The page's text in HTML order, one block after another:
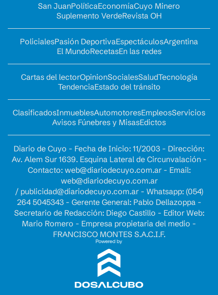
San JuanPolíticaEconomíaCuyo Minero
Suplemento VerdeRevista OH
PolicialesPasión DeportivaEspectáculosArgentina
El MundoRecetasEn las redes
Cartas del lectorOpinionSocialesSaludTecnología
TendenciaEstado del tránsito
ClasificadosInmueblesAutomotoresEmpleosServicios
Avisos Fúnebres y MisasEdictos
Diario de Cuyo - Fecha de Inicio: 11/2003 - Dirección:
Av. Alem Sur 1639. Esquina Lateral de Circunvalación -
Contacto: web@diariodecuyo.com.ar- Email:
web@diariodecuyo.com.ar
/ publicidad@diariodecuyo.com.ar- Whatsapp: (054)
264 5045343 - Gerente General: Pablo Dellazoppa -
Secretario de Redacción: Diego Castillo - Editor Web:
Mario Romero - Empresa propietaria del medio -
FRANCISCO MONTES S.A.C.I.F.